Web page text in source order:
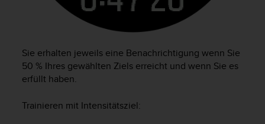
Sie erhalten jeweils eine Benachrichtigung wenn Sie
50 % Ihres gewählten Ziels erreicht und wenn Sie es
erfüllt haben.
Trainieren mit Intensitätsziel: